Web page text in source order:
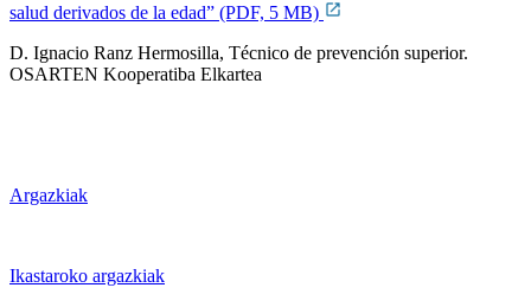
salud derivados de la edad” (PDF, 5 MB)
D. Ignacio Ranz Hermosilla, Técnico de prevención superior.
OSARTEN Kooperatiba Elkartea
Argazkiak
Ikastaroko argazkiak